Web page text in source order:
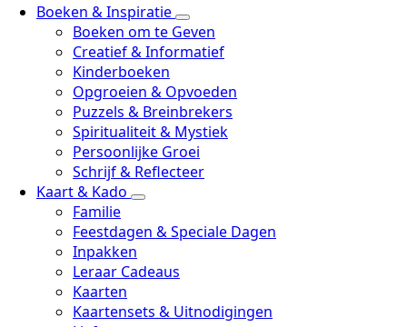
Boeken & Inspiratie
Boeken om te Geven
Creatief & Informatief
Kinderboeken
Opgroeien & Opvoeden
Puzzels & Breinbrekers
Spiritualiteit & Mystiek
Persoonlijke Groei
Schrijf & Reflecteer
Kaart & Kado
Familie
Feestdagen & Speciale Dagen
Inpakken
Leraar Cadeaus
Kaarten
Kaartensets & Uitnodigingen